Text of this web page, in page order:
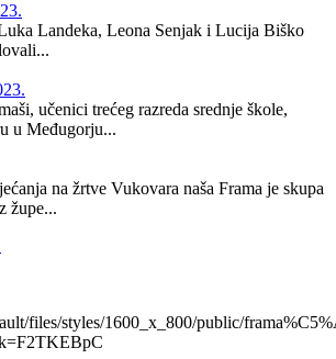
Landeka, Leona Senjak i Lucija Biško
učenici trećeg razreda srednje škole,
u Međugorju...
na žrtve Vukovara naša Frama je skupa
župe...
files/styles/1600_x_800/public/